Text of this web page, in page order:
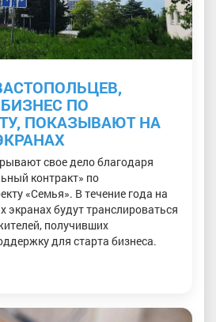
ПО
ПОКАЗЫВАЮТ НА
свое дело благодаря
контракт» по
«Семья». В течение года на
экранах будут транслироваться
получивших
для старта бизнеса.